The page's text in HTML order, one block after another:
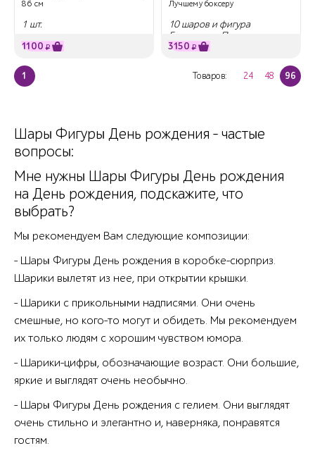
86 см
1 шт.
1100 ₽
Лучшему боксеру
10 шаров и фигура
Боксерская Перчатка
3150 ₽
1 Товаров: 24 48 96
Шары Фигуры День рождения - частые
вопросы:
Мне нужны Шары Фигуры День рождения
на День рождения, подскажите, что
выбрать?
Мы рекомендуем Вам следующие композиции:
- Шары Фигуры День рождения в коробке-сюрприз.
Шарики вылетят из нее, при открытии крышки.
- Шарики с прикольными надписями. Они очень
смешные, но кого-то могут и обидеть. Мы рекомендуем
их только людям с хорошим чувством юмора.
- Шарики-цифры, обозначающие возраст. Они большие,
яркие и выглядят очень необычно.
- Шары Фигуры День рождения с гелием. Они выглядят
очень стильно и элегантно и, наверняка, понравятся
гостям.